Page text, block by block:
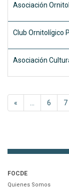
Asociación
Club Ornitolígico
Asociación
« 6 7
FOCDE
Quienes Somos